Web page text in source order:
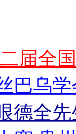
届全
巴乌
德全先